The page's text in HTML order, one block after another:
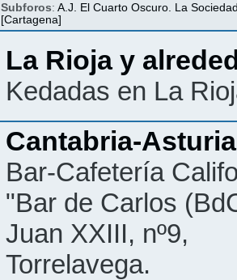
Subforos: A.J. El Cuarto Oscuro. La
[Cartagena]
La Rioja y
Kedadas en La
Cantabria-
Bar-Cafetería
"Bar de Carlos
Juan XXIII, nº9,
Torrelavega.